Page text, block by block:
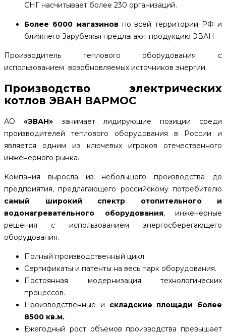
СНГ насчитывает более 230 организаций.
Более 6000 магазинов по всей территории РФ и
ближнего Зарубежья предлагают продукцию ЭВАН
Производитель теплового оборудования с
использованием возобновляемых источников энергии.
Производство электрических
котлов ЭВАН ВАРМОС
АО «ЭВАН»занимает лидирующие позиции среди
производителей теплового оборудования в России и
является одним из ключевых игроков отечественного
инженерного рынка.
Компания выросла из небольшого производства до
предприятия, предлагающего российскому потребителю
самый широкий спектр отопительного и
водонагревательного оборудования, инженерные
решения с использованием энергосберегающего
оборудования.
Полный производственный цикл.
Сертификаты и патенты на весь парк оборудования.
Постоянная модернизация технологических
процессов.
Производственные и складские площади более
8500 кв.м.
Ежегодный рост объемов производства превышает